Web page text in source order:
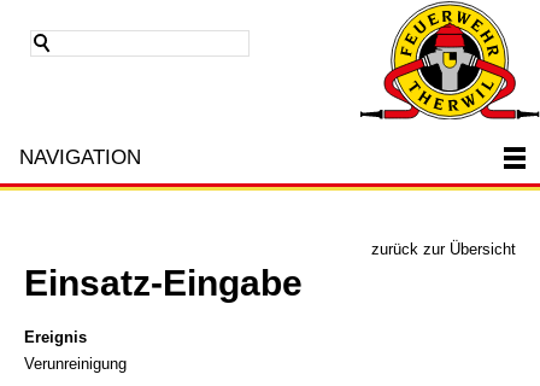
NAVIGATION
zurück zur Übersicht
Einsatz-Eingabe
Ereignis
Verunreinigung